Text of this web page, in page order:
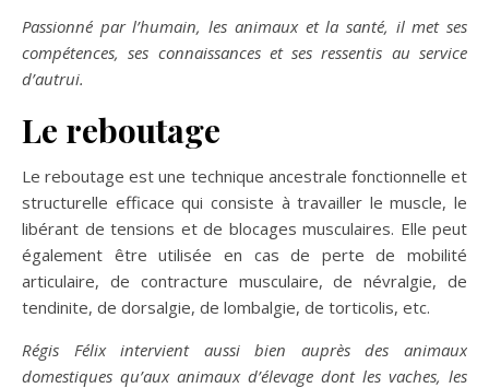
Passionné par l’humain, les animaux et la santé, il met ses
compétences, ses connaissances et ses ressentis au service
d’autrui.
Le reboutage
Le reboutage est une technique ancestrale fonctionnelle et
structurelle efficace qui consiste à travailler le muscle, le
libérant de tensions et de blocages musculaires. Elle peut
également être utilisée en cas de perte de mobilité
articulaire, de contracture musculaire, de névralgie, de
tendinite, de dorsalgie, de lombalgie, de torticolis, etc.
Régis Félix intervient aussi bien auprès des animaux
domestiques qu’aux animaux d’élevage dont les vaches, les